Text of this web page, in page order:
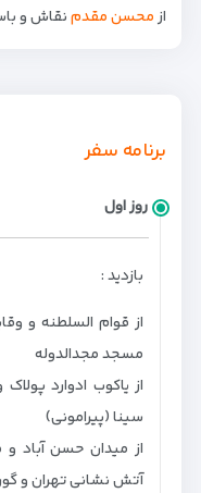
ازمحسن مقدمنقاش و
برنامه سفر
روز اول
بازدید :
از قوام السلطنه و
مسجد مجدالدوله
از یاکوب ادوارد
سینا (پیرامونی)
از میدان حسن آباد و
آتش نشانی تهران و